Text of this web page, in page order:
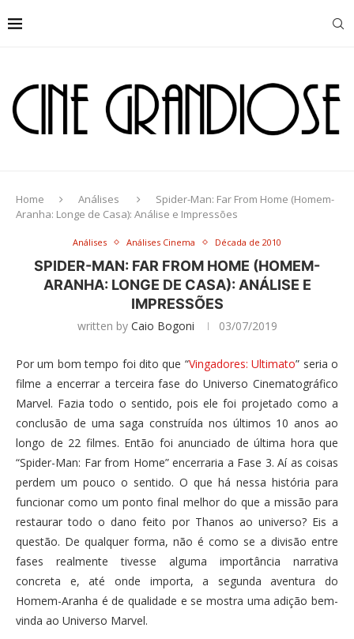
Home Análises
Spider-Man: Far From Home (Homem-
Aranha: Longe de Casa): Análise e Impressões
Análises Análises Cinema Década de 2010
SPIDER-MAN: FAR FROM HOME (HOMEM-
ARANHA: LONGE DE CASA): ANÁLISE E
IMPRESSÕES
written by Caio Bogoni 03/07/2019
Por um bom tempo foi dito que “Vingadores: Ultimato” seria o
filme a encerrar a terceira fase do Universo Cinematográfico
Marvel. Fazia todo o sentido, pois ele foi projetado como a
conclusão de uma saga construída nos últimos 10 anos ao
longo de 22 filmes. Então foi anunciado de última hora que
“Spider-Man: Far from Home” encerraria a Fase 3. Aí as coisas
perdem um pouco o sentido. O que há nessa história para
funcionar como um ponto final melhor do que a missão para
restaurar todo o dano feito por Thanos ao universo? Eis a
questão. De qualquer forma, não é como se a divisão entre
fases realmente tivesse alguma importância narrativa
concreta e, até onde importa, a segunda aventura do
Homem-Aranha é de qualidade e se mostra uma adição bem-
vinda ao Universo Marvel.